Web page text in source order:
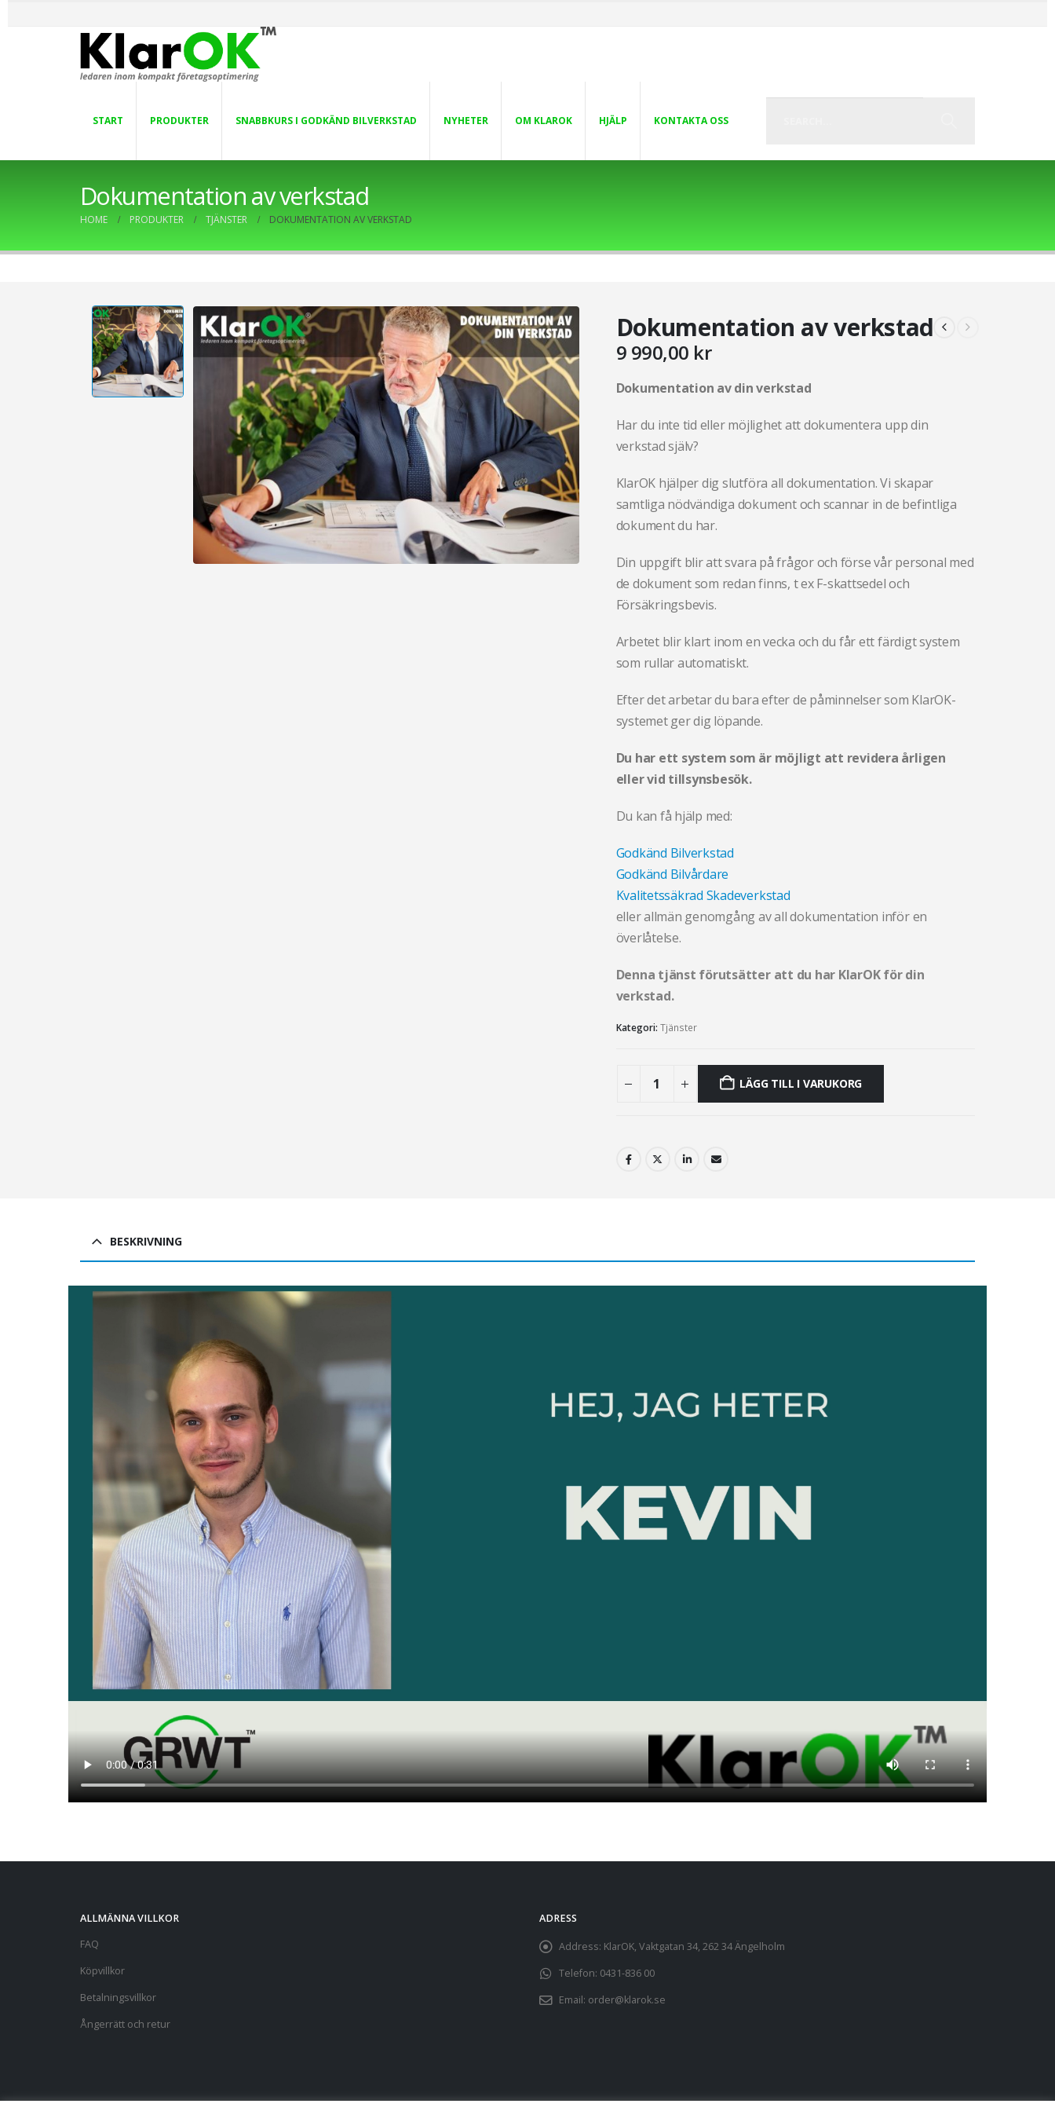
START PRODUKTER SNABBKURS I GODKÄND BILVERKSTAD NYHETER OM KLAROK HJÄLP KONTAKTA OSS
Dokumentation av verkstad
HOME PRODUKTER TJÄNSTER DOKUMENTATION AV VERKSTAD
Dokumentation av verkstad
9 990,00 kr
Dokumentation av din verkstad
Har du inte tid eller möjlighet att dokumentera upp din
verkstad själv?
KlarOK hjälper dig slutföra all dokumentation. Vi skapar
samtliga nödvändiga dokument och scannar in de befintliga
dokument du har.
Din uppgift blir att svara på frågor och förse vår personal med
de dokument som redan finns, t ex F-skattsedel och
Försäkringsbevis.
Arbetet blir klart inom en vecka och du får ett färdigt system
som rullar automatiskt.
Efter det arbetar du bara efter de påminnelser som KlarOK-
systemet ger dig löpande.
Du har ett system som är möjligt att revidera årligen
eller vid tillsynsbesök.
Du kan få hjälp med:
Godkänd Bilverkstad
Godkänd Bilvårdare
Kvalitetssäkrad Skadeverkstad
eller allmän genomgång av all dokumentation inför en
överlåtelse.
Denna tjänst förutsätter att du har KlarOK för din
verkstad.
Kategori: Tjänster
LÄGG TILL I VARUKORG
BESKRIVNING
ALLMÄNNA VILLKOR
FAQ
Köpvillkor
Betalningsvillkor
Ångerrätt och retur
ADRESS
Address: KlarOK, Vaktgatan 34, 262 34 Ängelholm
Telefon: 0431-836 00
Email: order@klarok.se